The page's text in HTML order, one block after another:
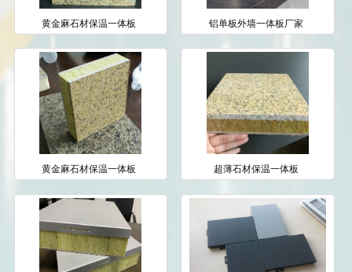
黄金麻石材保温一体板 铝单板外墙一体板厂家
黄金麻石材保温一体板 超薄石材保温一体板